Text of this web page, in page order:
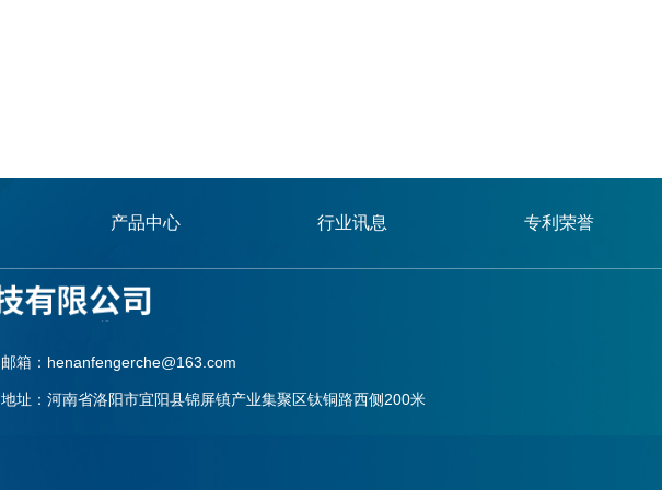
产品中心 行业讯息 专利荣誉
邮箱：henanfengerche@163.com
地址：河南省洛阳市宜阳县锦屏镇产业集聚区钛铜路西侧200米